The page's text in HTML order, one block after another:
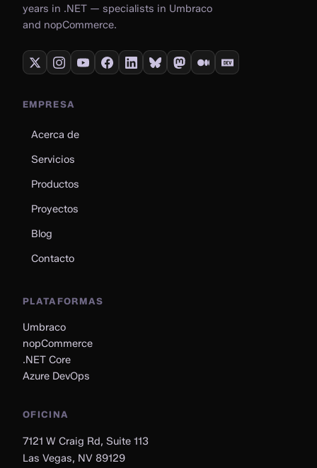
years in .NET — specialists in Umbraco
and nopCommerce.
EMPRESA
Acerca de
Servicios
Productos
Proyectos
Blog
Contacto
PLATAFORMAS
Umbraco
nopCommerce
.NET Core
Azure DevOps
OFICINA
7121 W Craig Rd, Suite 113
Las Vegas, NV 89129